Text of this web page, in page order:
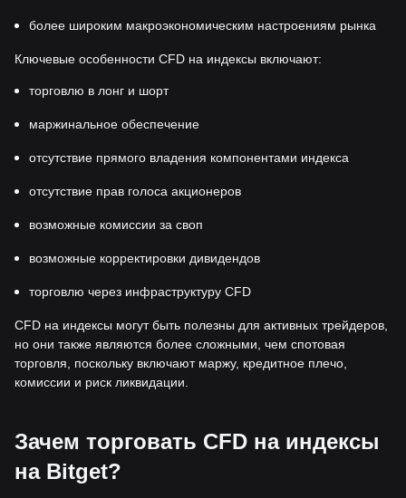
более широким макроэкономическим настроениям рынка
Ключевые особенности CFD на индексы включают:
торговлю в лонг и шорт
маржинальное обеспечение
отсутствие прямого владения компонентами индекса
отсутствие прав голоса акционеров
возможные комиссии за своп
возможные корректировки дивидендов
торговлю через инфраструктуру CFD
CFD на индексы могут быть полезны для активных трейдеров,
но они также являются более сложными, чем спотовая
торговля, поскольку включают маржу, кредитное плечо,
комиссии и риск ликвидации.
Зачем торговать CFD на индексы
на Bitget?